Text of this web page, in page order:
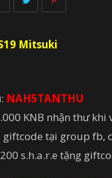
Mitsuki
NAH5TANTHU
KNB nhận thư khi
giftcode tại group fb,
s.h.a.r.e tặng